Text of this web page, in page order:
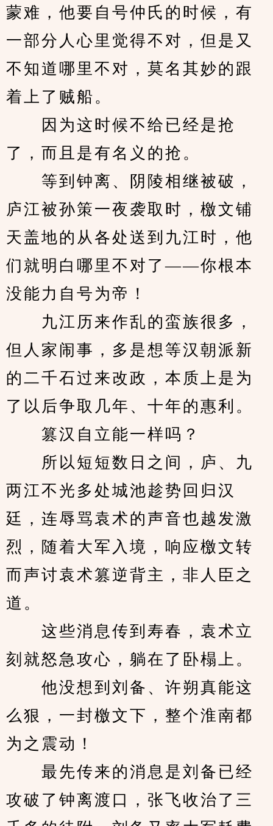
蒙难，他要自号仲氏的时候，有
一部分人心里觉得不对，但是又
不知道哪里不对，莫名其妙的跟
着上了贼船。
因为这时候不给已经是抢
了，而且是有名义的抢。
等到钟离、阴陵相继被破，
庐江被孙策一夜袭取时，檄文铺
天盖地的从各处送到九江时，他
们就明白哪里不对了——你根本
没能力自号为帝！
九江历来作乱的蛮族很多，
但人家闹事，多是想等汉朝派新
的二千石过来改政，本质上是为
了以后争取几年、十年的惠利。
篡汉自立能一样吗？
所以短短数日之间，庐、九
两江不光多处城池趁势回归汉
廷，连辱骂袁术的声音也越发激
烈，随着大军入境，响应檄文转
而声讨袁术篡逆背主，非人臣之
道。
这些消息传到寿春，袁术立
刻就怒急攻心，躺在了卧榻上。
他没想到刘备、许朔真能这
么狠，一封檄文下，整个淮南都
为之震动！
最先传来的消息是刘备已经
攻破了钟离渡口，张飞收治了三